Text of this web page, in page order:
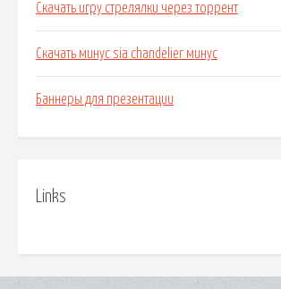
Скачать игру стрелялки через торрент
Скачать минус sia chandelier минус
Баннеры для презентации
Links